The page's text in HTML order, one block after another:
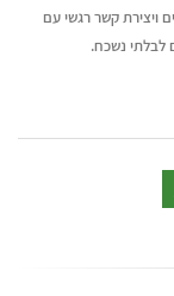
ויצירת קשר רגשי עם
לבלתי נשכח.